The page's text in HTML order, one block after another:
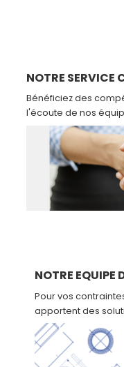
NOTRE SERVICE
Bénéficiez des
l'écoute de nos
NOTRE EQUIPE
Pour vos
apportent des